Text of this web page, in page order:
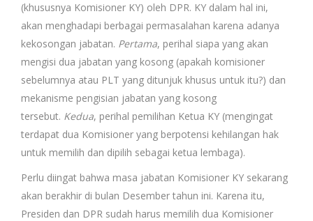
(khususnya Komisioner KY) oleh DPR. KY dalam hal ini,
akan menghadapi berbagai permasalahan karena adanya
kekosongan jabatan. Pertama, perihal siapa yang akan
mengisi dua jabatan yang kosong (apakah komisioner
sebelumnya atau PLT yang ditunjuk khusus untuk itu?) dan
mekanisme pengisian jabatan yang kosong
tersebut. Kedua, perihal pemilihan Ketua KY (mengingat
terdapat dua Komisioner yang berpotensi kehilangan hak
untuk memilih dan dipilih sebagai ketua lembaga).
Perlu diingat bahwa masa jabatan Komisioner KY sekarang
akan berakhir di bulan Desember tahun ini. Karena itu,
Presiden dan DPR sudah harus memilih dua Komisioner